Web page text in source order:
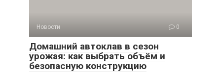
Новости 0
Домашний автоклав в сезон
урожая: как выбрать объём и
безопасную конструкцию